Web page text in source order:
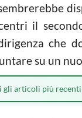
il
che
su un
gli articoli più